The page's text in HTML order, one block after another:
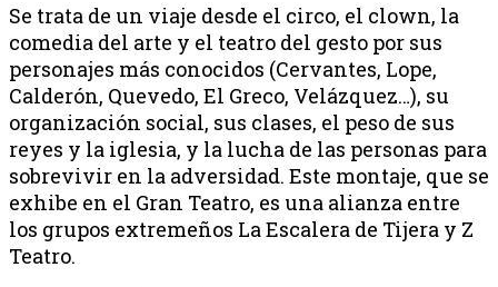
Se trata de un viaje desde el circo, el clown, la
comedia del arte y el teatro del gesto por sus
personajes más conocidos (Cervantes, Lope,
Calderón, Quevedo, El Greco, Velázquez…), su
organización social, sus clases, el peso de sus
reyes y la iglesia, y la lucha de las personas para
sobrevivir en la adversidad. Este montaje, que se
exhibe en el Gran Teatro, es una alianza entre
los grupos extremeños La Escalera de Tijera y Z
Teatro.